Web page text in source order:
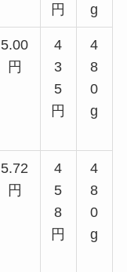
円
g
5.00
円
4
3
5
円
4
8
0
g
5.72
円
4
5
8
円
4
8
0
g